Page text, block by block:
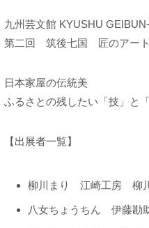
九州芸文館 KYUSHU
第二回 筑後七国 匠のアー
日本家屋の伝統美
ふるさとの残したい「技」と
【出展者一覧】
柳川まり 江崎工房 柳
八女ちょうちん 伊藤勘